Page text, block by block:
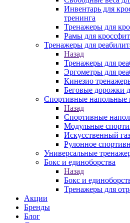
Инвентарь для
тренинга
Тренажеры для
Рамы для кроссфит
Тренажеры для
Назад
Тренажеры для
Эргометры для
Кинезио
Беговые дорожки
Спортивные напольные
Назад
Спортивные
Модульные
Искусственный
Рулонное
Универсальные
Бокс и единоборства
Назад
Бокс и
Тренажеры для
Акции
Бренды
Блог